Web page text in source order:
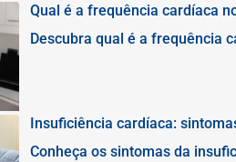
Qual é a frequência cardíaca
Descubra qual é a frequência
Insuficiência cardíaca:
Conheça os sintomas da